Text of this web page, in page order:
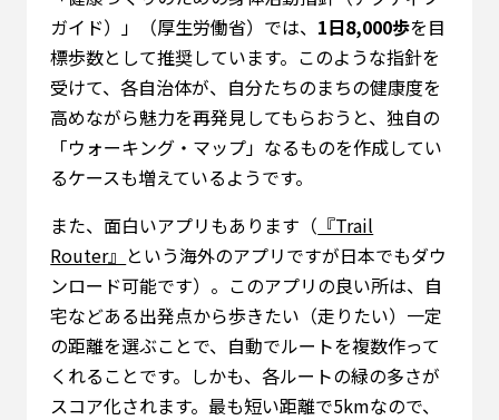
ガイド）」（厚生労働省）では、 1日8,000歩を目
標歩数として推奨しています。このような指針を
受けて、各自治体が、自分たちのまちの健康度を
高めながら魅力を再発見してもらおうと、独自の
「ウォーキング・マップ」なるものを作成してい
るケースも増えているようです。
また、面白いアプリもあります（ 『Trail
Router』 という海外のアプリですが日本でもダウ
ンロード可能です）。このアプリの良い所は、自
宅などある出発点から歩きたい（走りたい）一定
の距離を選ぶことで、自動でルートを複数作って
くれることです。しかも、各ルートの緑の多さが
スコア化されます。最も短い距離で5kmなので、